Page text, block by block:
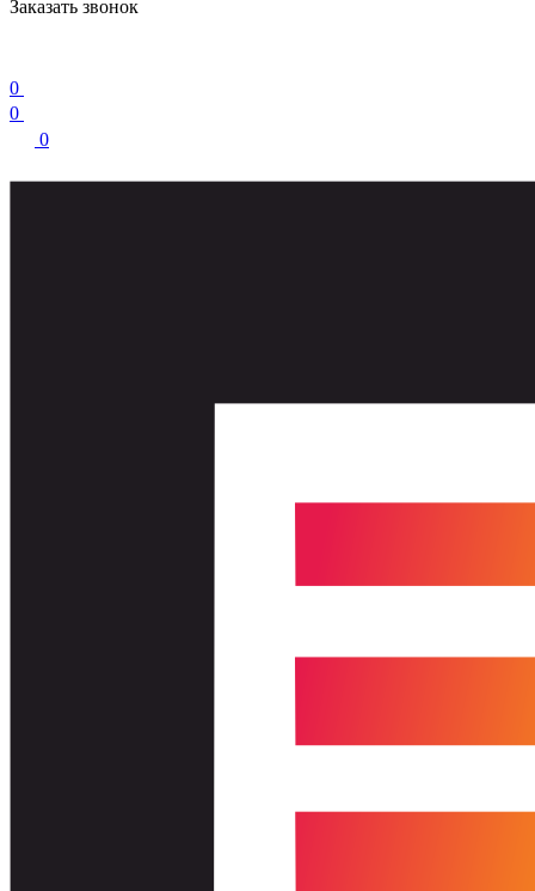
Заказать звонок
0
0
0